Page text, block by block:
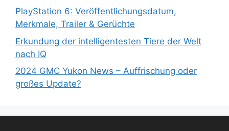
PlayStation 6: Veröffentlichungsdatum,
Merkmale, Trailer & Gerüchte
Erkundung der intelligentesten Tiere der Welt
nach IQ
2024 GMC Yukon News – Auffrischung oder
großes Update?